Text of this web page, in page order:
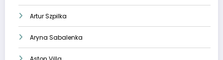
Artur Szpilka
Aryna Sabalenka